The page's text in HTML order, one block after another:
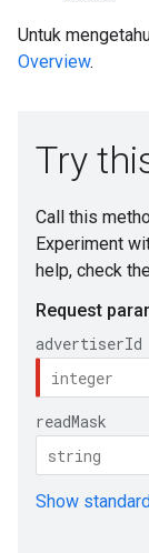
Untuk
Overview.